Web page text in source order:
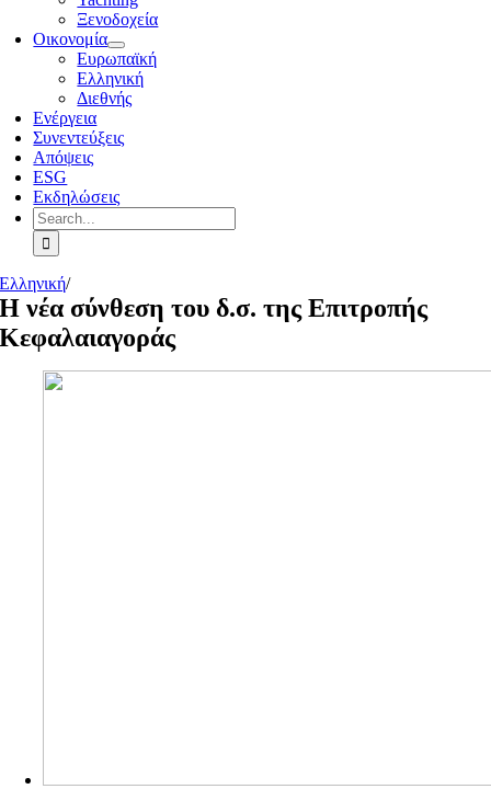
Ξενοδοχεία
Οικονομία
Ευρωπαϊκή
Ελληνική
Διεθνής
Ενέργεια
Συνεντεύξεις
Απόψεις
ESG
Εκδηλώσεις
Search
for:
Ελληνική/
Η νέα σύνθεση του δ.σ. της Επιτροπής
Κεφαλαιαγοράς